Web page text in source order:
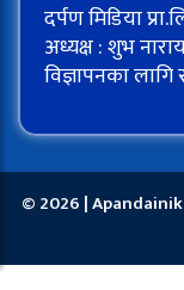
दर्पण मिडिया
अध्यक्ष : शुभ
विज्ञापनका
© 2026 |